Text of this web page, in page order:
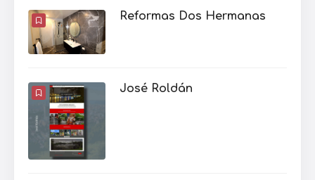
Reformas Dos Hermanas
José Roldán